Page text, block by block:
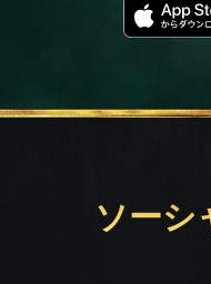
ソーシ